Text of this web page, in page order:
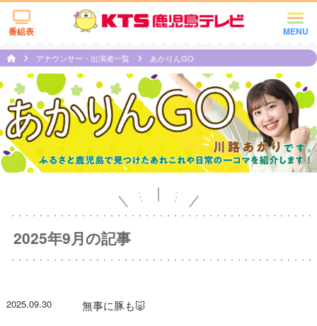
MENU
番組表
アナウンサー・出演者一覧 あかりんGO
2025年9月の記事
2025.09.30 無事に豚も🐷